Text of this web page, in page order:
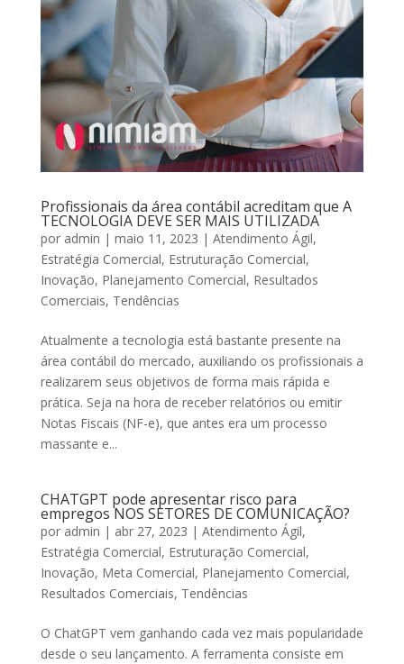
Profissionais da área contábil acreditam que A
TECNOLOGIA DEVE SER MAIS UTILIZADA
por admin | maio 11, 2023 | Atendimento Ágil,
Estratégia Comercial, Estruturação Comercial,
Inovação, Planejamento Comercial, Resultados
Comerciais, Tendências
Atualmente a tecnologia está bastante presente na
área contábil do mercado, auxiliando os profissionais a
realizarem seus objetivos de forma mais rápida e
prática. Seja na hora de receber relatórios ou emitir
Notas Fiscais (NF-e), que antes era um processo
massante e...
CHATGPT pode apresentar risco para
empregos NOS SETORES DE COMUNICAÇÃO?
por admin | abr 27, 2023 | Atendimento Ágil,
Estratégia Comercial, Estruturação Comercial,
Inovação, Meta Comercial, Planejamento Comercial,
Resultados Comerciais, Tendências
O ChatGPT vem ganhando cada vez mais popularidade
desde o seu lançamento. A ferramenta consiste em